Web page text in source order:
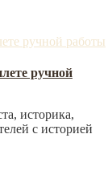
ручной
историка,
с историей